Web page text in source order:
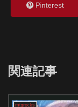
Pinterest
関連記事
mtgrocks